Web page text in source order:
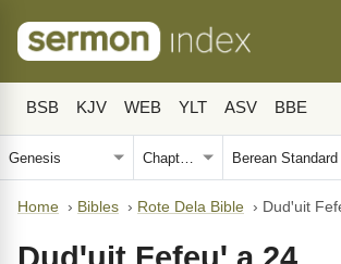
BSB KJV WEB YLT ASV BBE
Home › Bibles › Rote Dela Bible › Dudꞌuit